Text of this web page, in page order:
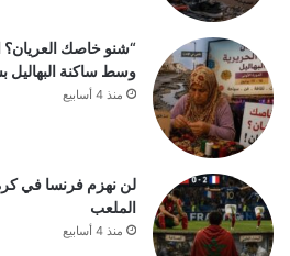
“شنو خاصك
وسط ساكنة البهاليل
منذ 4 أسابيع
لن نهزم فرنسا في
الملعب
منذ 4 أسابيع